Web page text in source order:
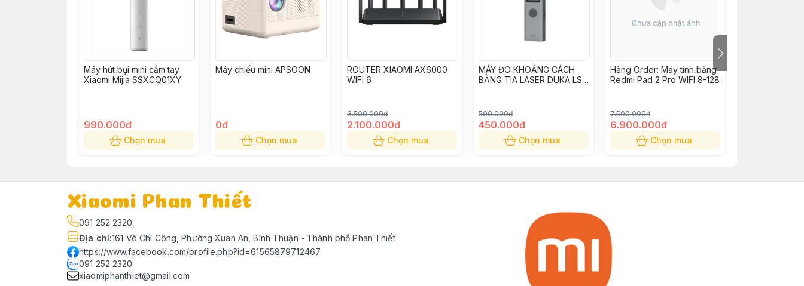
Máy hút bụi mini cầm tay
Xiaomi Mijia SSXCQ01XY
990.000đ
Chọn mua
Máy chiếu mini APSOON
0đ
Chọn mua
ROUTER XIAOMI AX6000
WIFI 6
3.500.000đ
2.100.000đ
Chọn mua
MÁY ĐO KHOẢNG CÁCH
BẰNG TIA LASER DUKA LS-
500.000đ
450.000đ
Chọn mua
Hàng Order: Máy tính bảng
Redmi Pad 2 Pro WIFI 8-128
7.500.000đ
6.900.000đ
Chọn mua
Xiaomi Phan Thiết
091 252 2320
Địa chỉ:161 Võ Chí Công, Phường Xuân An, Bình Thuận - Thành phố Phan Thiết
https://www.facebook.com/profile.php?id=61565879712467
091 252 2320
xiaomiphanthiet@gmail.com